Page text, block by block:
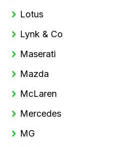
Lotus
Lynk & Co
Maserati
Mazda
McLaren
Mercedes
MG